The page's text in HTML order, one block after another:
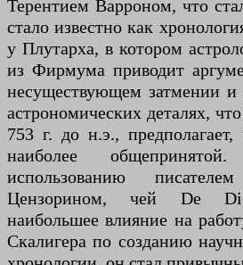
Терентием Варроном, что
стало известно как
у Плутарха, в котором
из Фирмума приводит
несуществующем затмении
астрономических деталях,
753 г. до н.э., предполагает,
наиболее
использованию
Цензорином, чей De
наибольшее влияние на
Скалигера по созданию